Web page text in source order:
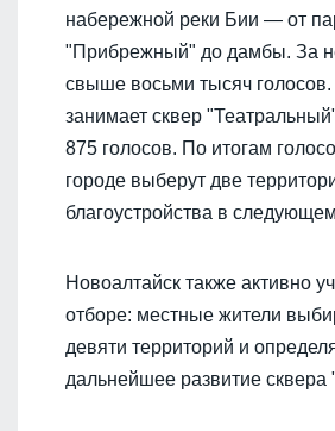
набережной реки Бии — от
"Прибрежный" до дамбы. За
свыше восьми тысяч
занимает сквер
875 голосов. По итогам
городе выберут две
благоустройства в следующем
Новоалтайск также активно
отборе: местные жители
девяти территорий и
дальнейшее развитие